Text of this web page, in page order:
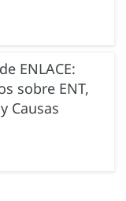
ENLACE:
sobre ENT,
Causas